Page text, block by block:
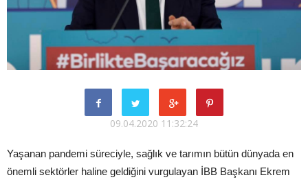
09.04.2020 11:32:24
Yaşanan pandemi süreciyle, sağlık ve tarımın bütün dünyada en
önemli sektörler haline geldiğini vurgulayan İBB Başkanı Ekrem